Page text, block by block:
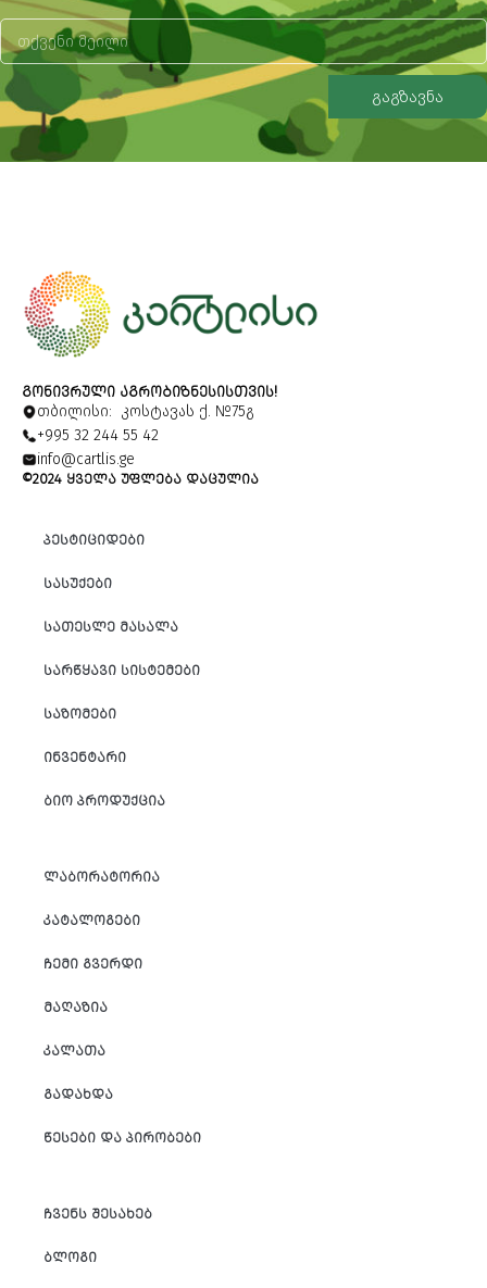
გაგზავნა
Alternative:
ᲒᲝᲜᲘᲕᲠᲣᲚᲘ ᲐᲒᲠᲝᲑᲘᲖᲜᲔᲡᲘᲡᲗᲕᲘᲡ!
თბილისი: კოსტავას ქ. №75გ
+995 32 244 55 42
info@cartlis.ge
©2024 ᲧᲕᲔᲚᲐ ᲣᲤᲚᲔᲑᲐ ᲓᲐᲪᲣᲚᲘᲐ
ᲞᲔᲡᲢᲘᲪᲘᲓᲔᲑᲘ
ᲡᲐᲡᲣᲥᲔᲑᲘ
ᲡᲐᲗᲔᲡᲚᲔ ᲛᲐᲡᲐᲚᲐ
ᲡᲐᲠᲬᲧᲐᲕᲘ ᲡᲘᲡᲢᲔᲛᲔᲑᲘ
ᲡᲐᲖᲝᲛᲔᲑᲘ
ᲘᲜᲕᲔᲜᲢᲐᲠᲘ
ᲑᲘᲝ ᲞᲠᲝᲓᲣᲥᲪᲘᲐ
ᲚᲐᲑᲝᲠᲐᲢᲝᲠᲘᲐ
ᲙᲐᲢᲐᲚᲝᲒᲔᲑᲘ
ᲩᲔᲛᲘ ᲒᲕᲔᲠᲓᲘ
ᲛᲐᲦᲐᲖᲘᲐ
ᲙᲐᲚᲐᲗᲐ
ᲒᲐᲓᲐᲮᲓᲐ
ᲬᲔᲡᲔᲑᲘ ᲓᲐ ᲞᲘᲠᲝᲑᲔᲑᲘ
ᲩᲕᲔᲜᲡ ᲨᲔᲡᲐᲮᲔᲑ
ᲑᲚᲝᲒᲘ